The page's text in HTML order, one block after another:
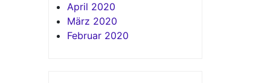
April 2020
März 2020
Februar 2020